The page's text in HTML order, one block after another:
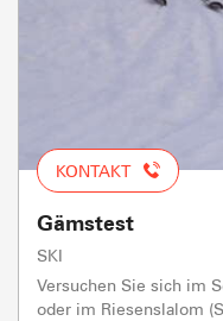
KONTAKT
Gämstest
SKI
Versuchen Sie sich im
oder im Riesenslalom